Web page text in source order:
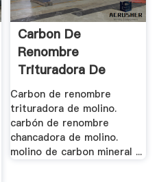
Carbon De
Renombre
Trituradora De
Molino - .
Carbon de renombre
trituradora de molino.
carbón de renombre
chancadora de molino.
molino de carbon mineral ...